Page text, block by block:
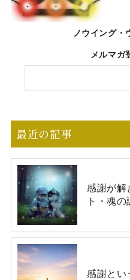
ノウイング・
メルマガ
最近の記事
感謝が解
ト・魂の
感謝とい